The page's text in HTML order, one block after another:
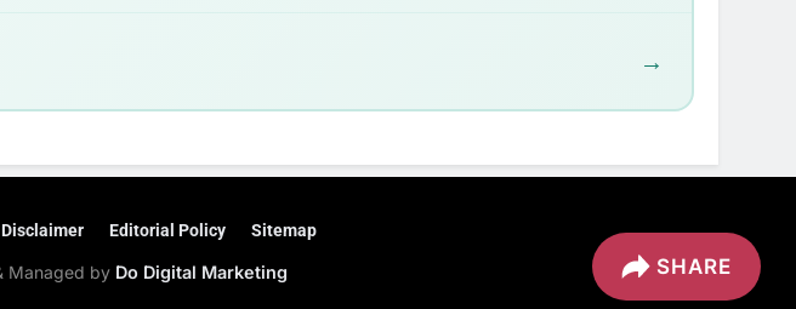
→
Editorial Policy Sitemap
Managed by Do Digital Marketing SHARE